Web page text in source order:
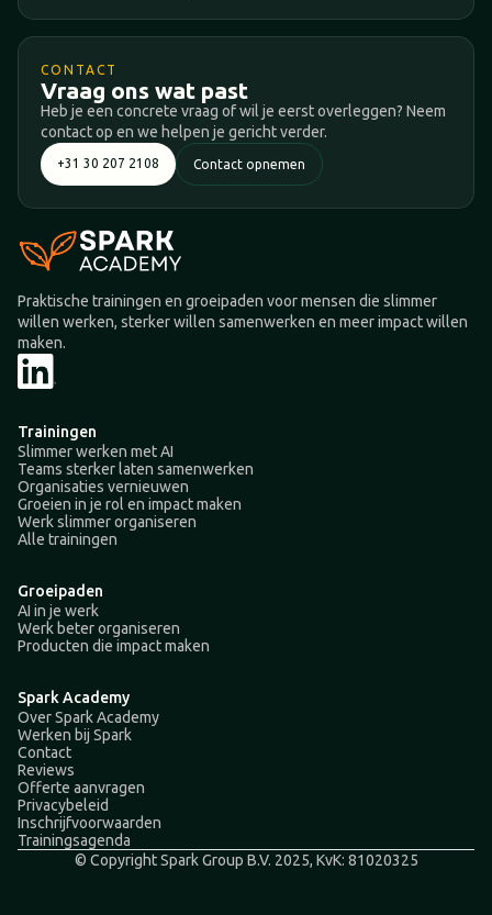
CONTACT
Vraag ons wat past
Heb je een concrete vraag of wil je eerst overleggen? Neem
contact op en we helpen je gericht verder.
+31 30 207 2108 Contact opnemen
Praktische trainingen en groeipaden voor mensen die slimmer
willen werken, sterker willen samenwerken en meer impact willen
maken.
Trainingen
Slimmer werken met AI
Teams sterker laten samenwerken
Organisaties vernieuwen
Groeien in je rol en impact maken
Werk slimmer organiseren
Alle trainingen
Groeipaden
AI in je werk
Werk beter organiseren
Producten die impact maken
Spark Academy
Over Spark Academy
Werken bij Spark
Contact
Reviews
Offerte aanvragen
Privacybeleid
Inschrijfvoorwaarden
Trainingsagenda
© Copyright Spark Group B.V. 2025, KvK: 81020325